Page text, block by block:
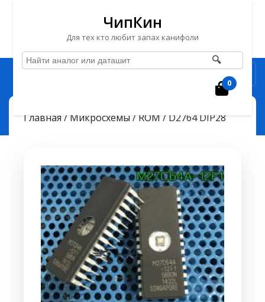
Перейти
содержимому
ЧипКин
Для тех кто любит запах канифоли
🔍
0
ЧипКин> > D2764 DIP28
Главная/ Микросхемы/ ROM / D2764 DIP28